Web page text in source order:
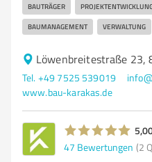
BAUTRÄGER
BAUMANAGEMENT VERWALTUNG
Löwenbreitestraße 23,
Tel. +49 7525 539019
www.bau-karakas.de
47 Bewertungen (2